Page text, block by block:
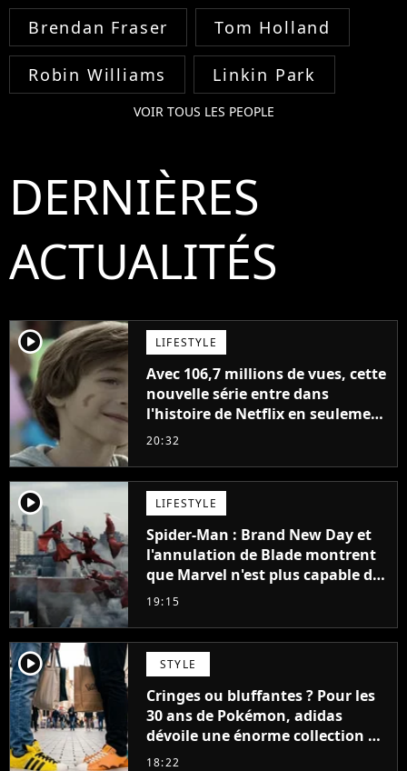
Brendan Fraser Tom Holland
Robin Williams Linkin Park
VOIR TOUS LES PEOPLE
DERNIÈRES
ACTUALITÉS
player2 LIFESTYLE
Avec 106,7 millions de vues, cette
nouvelle série entre dans
l'histoire de Netflix en seulement
48 jours
20:32
player2 LIFESTYLE
Spider-Man : Brand New Day et
l'annulation de Blade montrent
que Marvel n'est plus capable de
faire quoi que ce soit de simple
19:15
player2 STYLE
Cringes ou bluffantes ? Pour les
30 ans de Pokémon, adidas
dévoile une énorme collection de
sneakers et je ne sais pas quoi en
18:22